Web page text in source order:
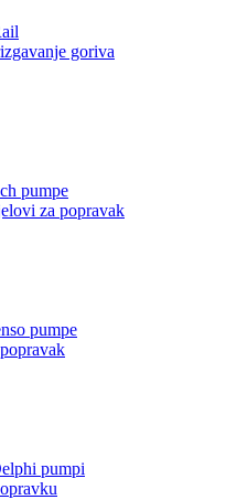
goriva
pumpe
za popravak
pumpe
pumpi